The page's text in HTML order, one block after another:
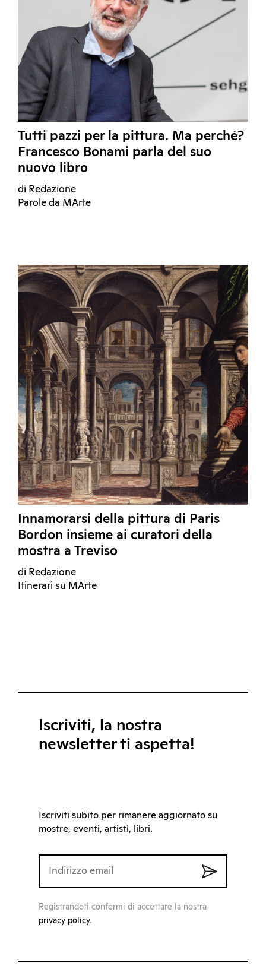
Tutti pazzi per la pittura. Ma perché?
Francesco Bonami parla del suo
nuovo libro
di Redazione
Parole da MArte
Innamorarsi della pittura di Paris
Bordon insieme ai curatori della
mostra a Treviso
di Redazione
Itinerari su MArte
Iscriviti, la nostra
newsletter ti aspetta!
Iscriviti subito per rimanere aggiornato su
mostre, eventi, artisti, libri.
Registrandoti confermi di accettare la nostra
privacy policy.